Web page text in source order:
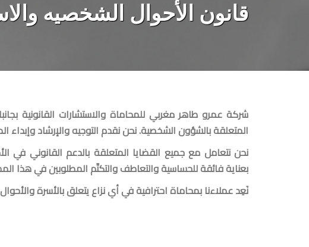
قانون الأحوال الشخصيه
شركة عمرو طاهر مغربي للمحاماة والاستشارات القانونية
المتعلقة بالشؤون الشخصية. نحن نقدم التوجيه والإرشاد
نحن نتعامل مع جميع القضايا المتعلقة بالدعم القانوني في
بعناية فائقة للحساسية والتعاطف والتكتّم المطلوبين في هذا
نَعِد عملاءنا بمحاماة احترافية في أي نزاع يتعلق بالأسرة